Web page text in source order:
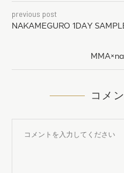
previous post
NAKAMEGURO 1DAY
コメ